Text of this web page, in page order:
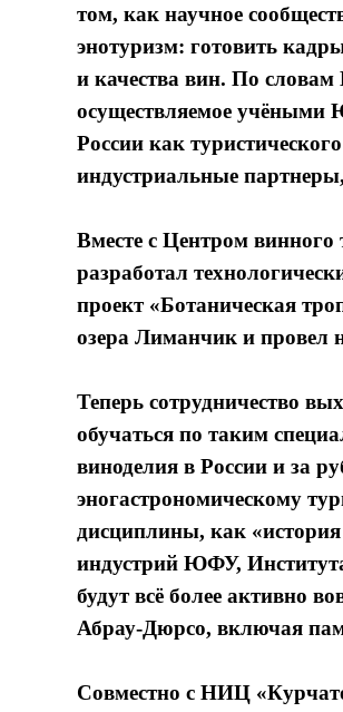
том, как научное
энотуризм: готовить
и качества вин. По
осуществляемое учёными
России как
индустриальные
Вместе с Центром
разработал
проект «Ботаническая
озера Лиманчик и провел
Теперь сотрудничество
обучаться по таким
виноделия в России и за
эногастрономическому
дисциплины, как
индустрий ЮФУ,
будут всё более активно
Абрау-Дюрсо, включая
Совместно с НИЦ